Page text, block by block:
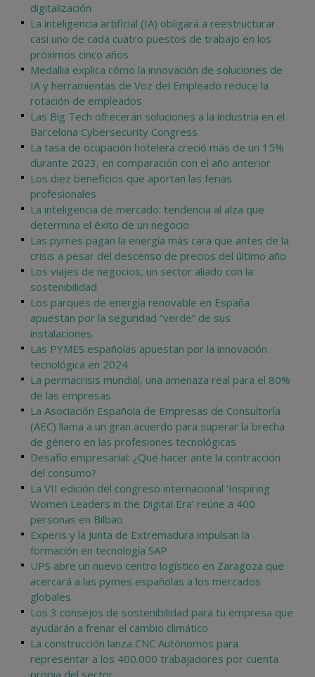
digitalización
La inteligencia artificial (IA) obligará a reestructurar
casi uno de cada cuatro puestos de trabajo en los
próximos cinco años
Medallia explica cómo la innovación de soluciones de
IA y herramientas de Voz del Empleado reduce la
rotación de empleados
Las Big Tech ofrecerán soluciones a la industria en el
Barcelona Cybersecurity Congress
La tasa de ocupación hotelera creció más de un 15%
durante 2023, en comparación con el año anterior
Los diez beneficios que aportan las ferias
profesionales
La inteligencia de mercado: tendencia al alza que
determina el éxito de un negocio
Las pymes pagan la energía más cara que antes de la
crisis a pesar del descenso de precios del último año
Los viajes de negocios, un sector aliado con la
sostenibilidad
Los parques de energía renovable en España
apuestan por la seguridad “verde” de sus
instalaciones
Las PYMES españolas apuestan por la innovación
tecnológica en 2024
La permacrisis mundial, una amenaza real para el 80%
de las empresas
La Asociación Española de Empresas de Consultoría
(AEC) llama a un gran acuerdo para superar la brecha
de género en las profesiones tecnológicas
Desafío empresarial: ¿Qué hacer ante la contracción
del consumo?
La VII edición del congreso internacional ‘Inspiring
Women Leaders in the Digital Era’ reúne a 400
personas en Bilbao
Experis y la Junta de Extremadura impulsan la
formación en tecnología SAP
UPS abre un nuevo centro logístico en Zaragoza que
acercará a las pymes españolas a los mercados
globales
Los 3 consejos de sostenibilidad para tu empresa que
ayudarán a frenar el cambio climático
La construcción lanza CNC Autónomos para
representar a los 400.000 trabajadores por cuenta
propia del sector